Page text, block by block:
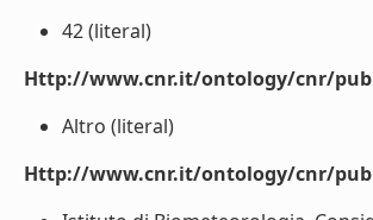
42 (literal)
Http://www.cnr.it/ontology/cnr/
Altro (literal)
Http://www.cnr.it/ontology/cnr/